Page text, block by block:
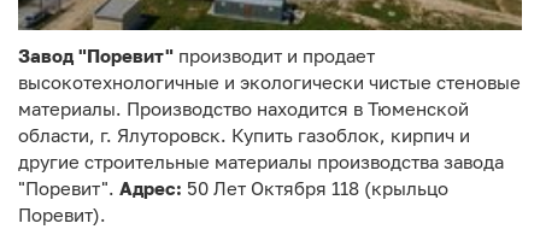
Завод "Поревит" производит и продает
высокотехнологичные и экологически чистые стеновые
материалы. Производство находится в Тюменской
области, г. Ялуторовск. Купить газоблок, кирпич и
другие строительные материалы производства завода
"Поревит". Адрес: 50 Лет Октября 118 (крыльцо
Поревит).